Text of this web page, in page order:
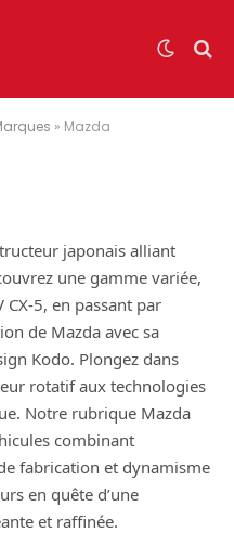
» Mazda
japonais alliant
une gamme variée,
CX-5, en passant par
de Mazda avec sa
Kodo. Plongez dans
rotatif aux technologies
Notre rubrique Mazda
combinant
fabrication et dynamisme
en quête d’une
et raffinée.